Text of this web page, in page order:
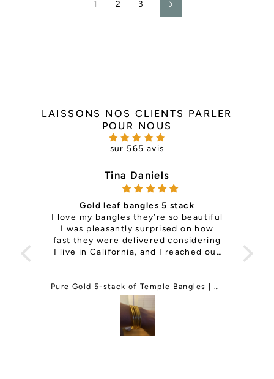
1 2 3 Suivant
LAISSONS NOS CLIENTS PARLER
POUR NOUS
sur 565 avis
Tina Daniels
Gold leaf bangles 5 stack
I love my bangles they’re so beautiful
I was pleasantly surprised on how
fast they were delivered considering
I live in California, and I reached out
and change my order for me. I was so
happy and they even gave me a free
gift.I will be ordering more things in
the future.
Pure Gold 5-stack of Temple Bangles | Classic and Thin Mix